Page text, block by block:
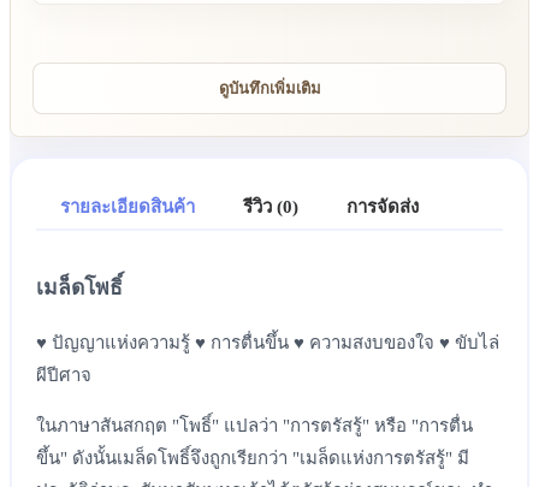
ดูบันทึกเพิ่มเติม
เมล็ดโพธิ์
♥ ปัญญาแห่งความรู้ ♥ การตื่นขึ้น ♥ ความสงบของใจ ♥ ขับไล่
ผีปีศาจ
ในภาษาสันสกฤต "โพธิ์" แปลว่า "การตรัสรู้" หรือ "การตื่น
ขึ้น" ดังนั้นเมล็ดโพธิ์จึงถูกเรียกว่า "เมล็ดแห่งการตรัสรู้" มี
รายละเอียดสินค้า รีวิว (0) การจัดส่ง